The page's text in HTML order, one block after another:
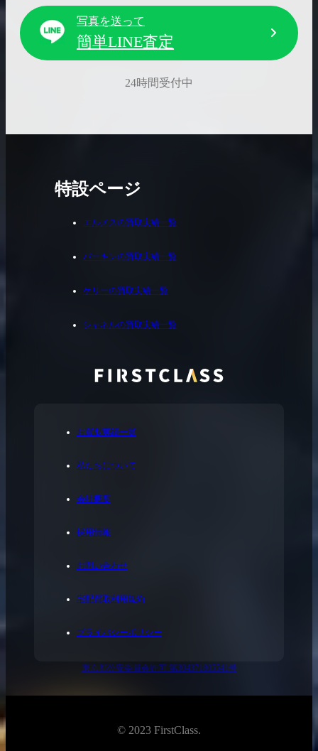
写真を送って
簡単LINE査定
24時間受付中
お買取実績一覧
私たちについて
会社概要
採用情報
お問い合わせ
宅配買取利用規約
プライバシーポリシー
東京都公安委員会許可 第304371805541号
特設ページ
エルメスの買取実績一覧
バーキンの買取実績一覧
ケリーの買取実績一覧
シャネルの買取実績一覧
© 2023 FirstClass.